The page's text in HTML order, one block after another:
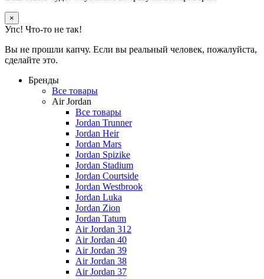
×
Упс! Что-то не так!
Вы не прошли капчу. Если вы реальный человек, пожалуйста,
сделайте это.
Бренды
Все товары
Air Jordan
Все товары
Jordan Trunner
Jordan Heir
Jordan Mars
Jordan Spizike
Jordan Stadium
Jordan Courtside
Jordan Westbrook
Jordan Luka
Jordan Zion
Jordan Tatum
Air Jordan 312
Air Jordan 40
Air Jordan 39
Air Jordan 38
Air Jordan 37